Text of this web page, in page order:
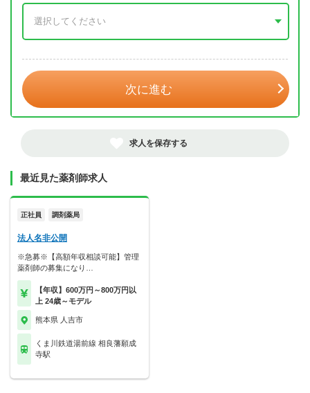
次に進む
求人を保存する
最近見た薬剤師求人
正社員 調剤薬局
法人名非公開
※急募※【高額年収相談可能】管理
薬剤師の募集になり…
【年収】600万円～800万円以
上 24歳～モデル
熊本県 人吉市
くま川鉄道湯前線 相良藩願成
寺駅